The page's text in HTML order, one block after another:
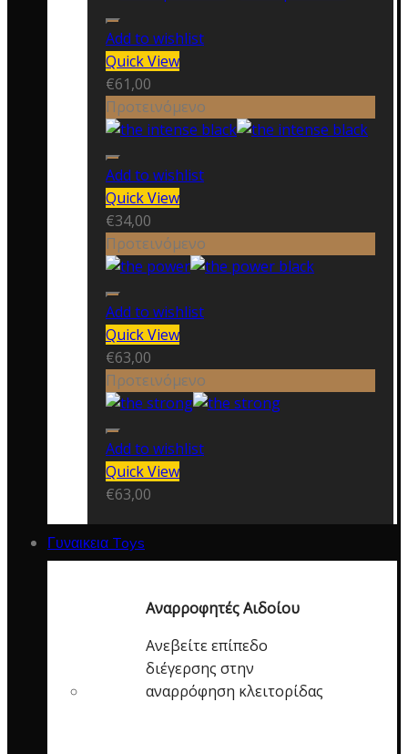
Add to wishlist
Quick View
€61,00
Προτεινόμενο
Add to wishlist
Quick View
€34,00
Προτεινόμενο
Add to wishlist
Quick View
€63,00
Προτεινόμενο
Add to wishlist
Quick View
€63,00
Γυναικεια Toys
Αναρροφητές Αιδοίου
Ανεβείτε επίπεδο
διέγερσης στην
αναρρόφηση κλειτορίδας